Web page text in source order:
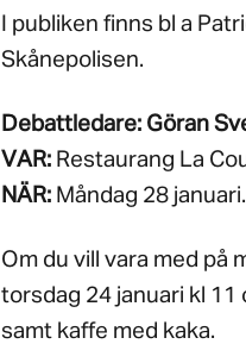
I publiken finns bl a
Skånepolisen.
Debattledare: Göran
VAR: Restaurang La
NÄR: Måndag 28
Om du vill vara med på
torsdag 24 januari kl 11
samt kaffe med kaka.